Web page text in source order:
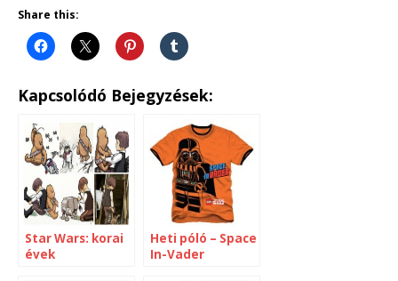
Share this:
Kapcsolódó Bejegyzések:
Star Wars: korai
évek
Heti póló – Space
In-Vader